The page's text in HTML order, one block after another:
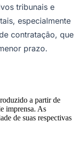
tribunais e
especialmente
contratação, que
prazo.
a partir de
imprensa. As
de suas respectivas